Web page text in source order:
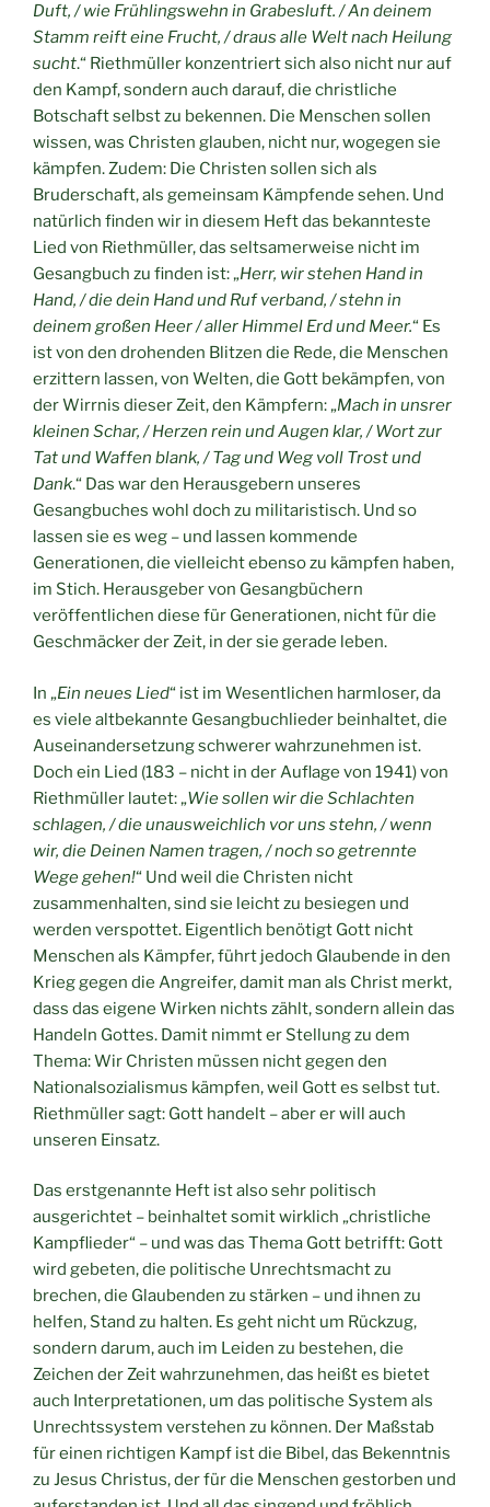
Duft, / wie Frühlingswehn in Grabesluft. / An deinem
Stamm reift eine Frucht, / draus alle Welt nach Heilung
sucht.“ Riethmüller konzentriert sich also nicht nur auf
den Kampf, sondern auch darauf, die christliche
Botschaft selbst zu bekennen. Die Menschen sollen
wissen, was Christen glauben, nicht nur, wogegen sie
kämpfen. Zudem: Die Christen sollen sich als
Bruderschaft, als gemeinsam Kämpfende sehen. Und
natürlich finden wir in diesem Heft das bekannteste
Lied von Riethmüller, das seltsamerweise nicht im
Gesangbuch zu finden ist: „Herr, wir stehen Hand in
Hand, / die dein Hand und Ruf verband, / stehn in
deinem großen Heer / aller Himmel Erd und Meer.“ Es
ist von den drohenden Blitzen die Rede, die Menschen
erzittern lassen, von Welten, die Gott bekämpfen, von
der Wirrnis dieser Zeit, den Kämpfern: „Mach in unsrer
kleinen Schar, / Herzen rein und Augen klar, / Wort zur
Tat und Waffen blank, / Tag und Weg voll Trost und
Dank.“ Das war den Herausgebern unseres
Gesangbuches wohl doch zu militaristisch. Und so
lassen sie es weg – und lassen kommende
Generationen, die vielleicht ebenso zu kämpfen haben,
im Stich. Herausgeber von Gesangbüchern
veröffentlichen diese für Generationen, nicht für die
Geschmäcker der Zeit, in der sie gerade leben.
In „Ein neues Lied“ ist im Wesentlichen harmloser, da
es viele altbekannte Gesangbuchlieder beinhaltet, die
Auseinandersetzung schwerer wahrzunehmen ist.
Doch ein Lied (183 – nicht in der Auflage von 1941) von
Riethmüller lautet: „Wie sollen wir die Schlachten
schlagen, / die unausweichlich vor uns stehn, / wenn
wir, die Deinen Namen tragen, / noch so getrennte
Wege gehen!“ Und weil die Christen nicht
zusammenhalten, sind sie leicht zu besiegen und
werden verspottet. Eigentlich benötigt Gott nicht
Menschen als Kämpfer, führt jedoch Glaubende in den
Krieg gegen die Angreifer, damit man als Christ merkt,
dass das eigene Wirken nichts zählt, sondern allein das
Handeln Gottes. Damit nimmt er Stellung zu dem
Thema: Wir Christen müssen nicht gegen den
Nationalsozialismus kämpfen, weil Gott es selbst tut.
Riethmüller sagt: Gott handelt – aber er will auch
unseren Einsatz.
Das erstgenannte Heft ist also sehr politisch
ausgerichtet – beinhaltet somit wirklich „christliche
Kampflieder“ – und was das Thema Gott betrifft: Gott
wird gebeten, die politische Unrechtsmacht zu
brechen, die Glaubenden zu stärken – und ihnen zu
helfen, Stand zu halten. Es geht nicht um Rückzug,
sondern darum, auch im Leiden zu bestehen, die
Zeichen der Zeit wahrzunehmen, das heißt es bietet
auch Interpretationen, um das politische System als
Unrechtssystem verstehen zu können. Der Maßstab
für einen richtigen Kampf ist die Bibel, das Bekenntnis
zu Jesus Christus, der für die Menschen gestorben und